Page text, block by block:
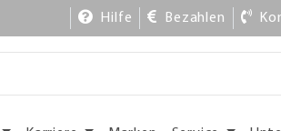
Hilfe Bezahlen